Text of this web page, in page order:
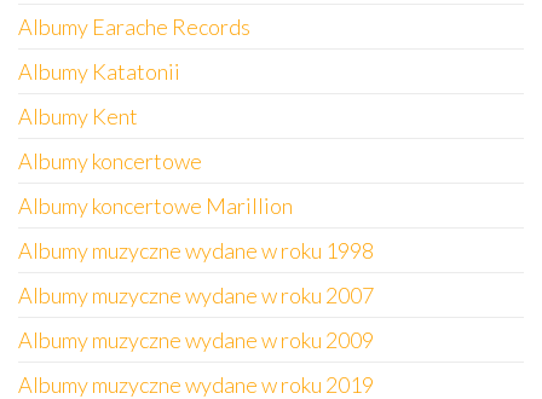
Albumy Earache Records
Albumy Katatonii
Albumy Kent
Albumy koncertowe
Albumy koncertowe Marillion
Albumy muzyczne wydane w roku 1998
Albumy muzyczne wydane w roku 2007
Albumy muzyczne wydane w roku 2009
Albumy muzyczne wydane w roku 2019